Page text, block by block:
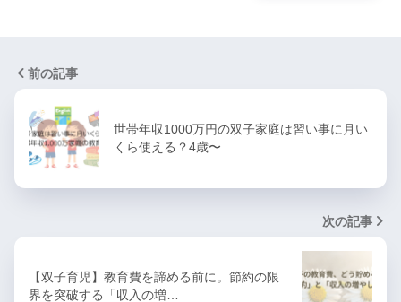
前の記事
世帯年収1000万円の双子家庭は習い事に月い
くら使える？4歳〜…
次の記事
【双子育児】教育費を諦める前に。節約の限
界を突破する「収入の増…